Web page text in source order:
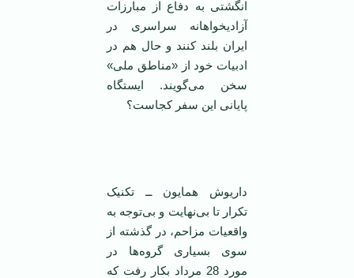
انگشتی به دفاع از مبارزات
آزاديخواهانه سراسری در
ايران بلند کنند و حال هم در
ادبيات خود از «مناطق ملی»
سخن می‌گويند. ايستگاه
پايانی اين سفر کجاست؟
داریوش همایون ــ تکنیک
تکرار تا بی‌نهایت و بی‌توجه به
واقعیات مزاحم، در گذشته از
سوی بسیاری گروه‌ها در
مورد 28 مرداد بکار رفت که